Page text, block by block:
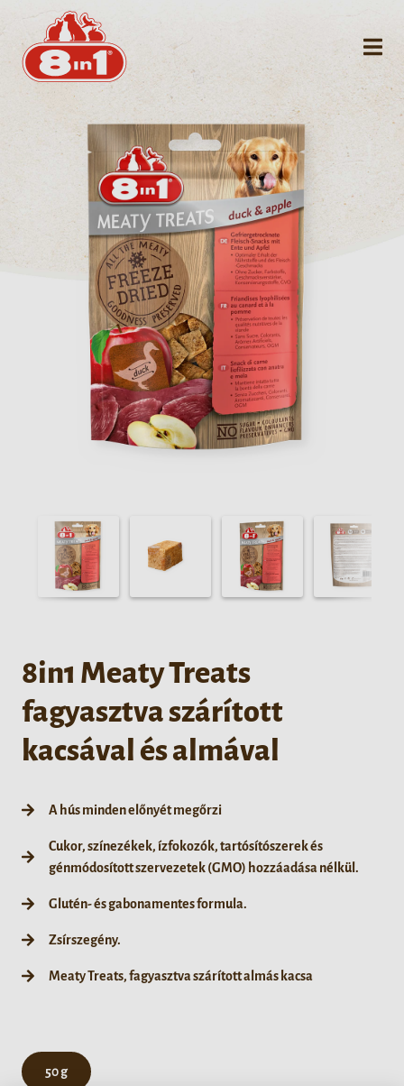
8in1 Meaty Treats
fagyasztva szárított
kacsával és almával
A hús minden előnyét megőrzi
Cukor, színezékek, ízfokozók, tartósítószerek és
génmódosított szervezetek (GMO) hozzáadása nélkül.
Glutén- és gabonamentes formula.
Zsírszegény.
Meaty Treats, fagyasztva szárított almás kacsa
50 g